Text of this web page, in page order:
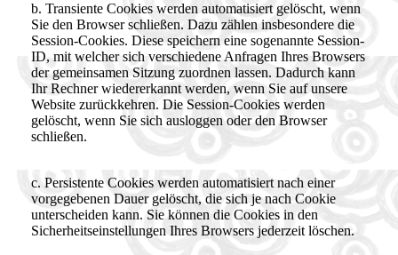
b. Transiente Cookies werden automatisiert gelöscht, wenn
Sie den Browser schließen. Dazu zählen insbesondere die
Session-Cookies. Diese speichern eine sogenannte Session-
ID, mit welcher sich verschiedene Anfragen Ihres Browsers
der gemeinsamen Sitzung zuordnen lassen. Dadurch kann
Ihr Rechner wiedererkannt werden, wenn Sie auf unsere
Website zurückkehren. Die Session-Cookies werden
gelöscht, wenn Sie sich ausloggen oder den Browser
schließen.
c. Persistente Cookies werden automatisiert nach einer
vorgegebenen Dauer gelöscht, die sich je nach Cookie
unterscheiden kann. Sie können die Cookies in den
Sicherheitseinstellungen Ihres Browsers jederzeit löschen.